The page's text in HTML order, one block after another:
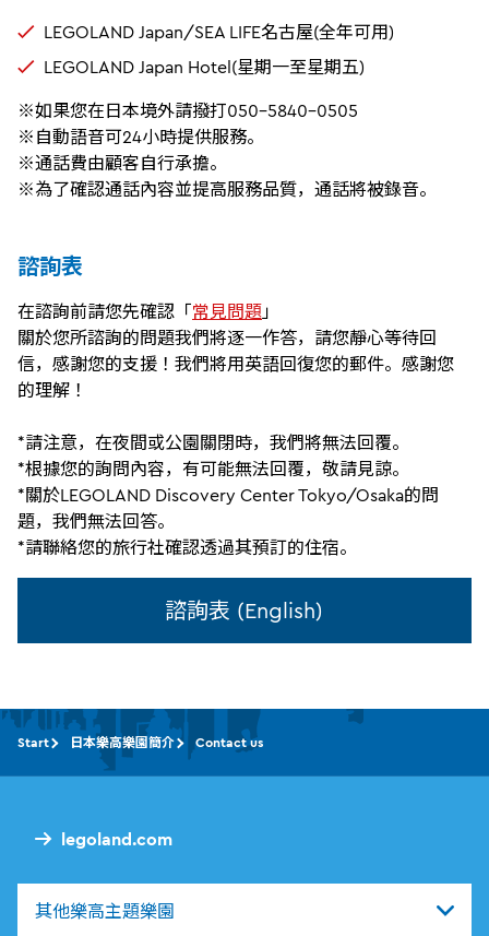
LEGOLAND Japan/SEA LIFE名古屋(全年可用)
LEGOLAND Japan Hotel(星期一至星期五)
※如果您在日本境外請撥打050-5840-0505
※自動語音可24小時提供服務。
※通話費由顧客自行承擔。
※為了確認通話內容並提高服務品質，通話將被錄音。
諮詢表
在諮詢前請您先確認「常見問題」
關於您所諮詢的問題我們將逐一作答，請您靜心等待回
信，感謝您的支援！我們將用英語回復您的郵件。感謝您
的理解！
*請注意，在夜間或公園關閉時，我們將無法回覆。
*根據您的詢問內容，有可能無法回覆，敬請見諒。
*關於LEGOLAND Discovery Center Tokyo/Osaka的問
題，我們無法回答。
*請聯絡您的旅行社確認透過其預訂的住宿。
諮詢表 (English)
legoland.com
其他樂高主題樂園
Start 日本樂高樂園簡介 Contact us